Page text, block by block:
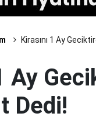
Kirasını 1 Ay
Ay
Dedi!